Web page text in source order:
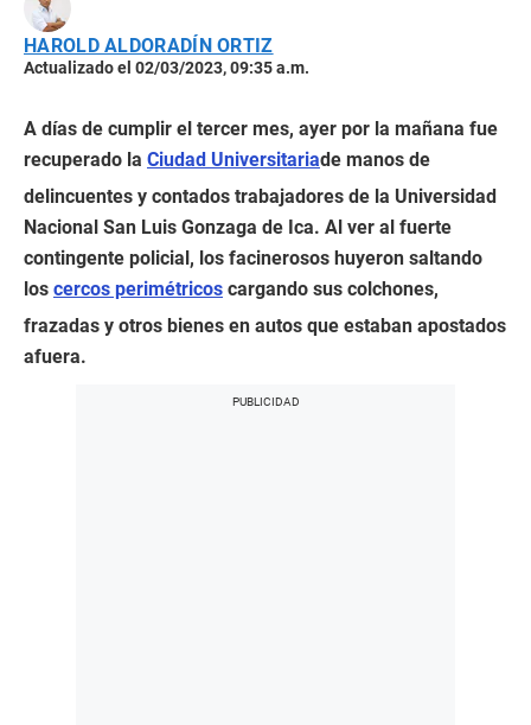
HAROLD ALDORADÍN ORTIZ
Actualizado el 02/03/2023, 09:35 a.m.
A días de cumplir el tercer mes, ayer por la mañana fue
recuperado la Ciudad Universitariade manos de
delincuentes y contados trabajadores de la Universidad
Nacional San Luis Gonzaga de Ica. Al ver al fuerte
contingente policial, los facinerosos huyeron saltando
los cercos perimétricos cargando sus colchones,
frazadas y otros bienes en autos que estaban apostados
afuera.